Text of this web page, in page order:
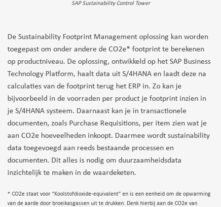
SAP Sustainability Control Tower
De Sustainability Footprint Management oplossing kan worden
toegepast om onder andere de CO2e* footprint te berekenen
op productniveau. De oplossing, ontwikkeld op het SAP Business
Technology Platform, haalt data uit S/4HANA en laadt deze na
calculaties van de footprint terug het ERP in. Zo kan je
bijvoorbeeld in de voorraden per product je footprint inzien in
je S/4HANA systeem. Daarnaast kan je in transactionele
documenten, zoals Purchase Requisitions, per item zien wat je
aan CO2e hoeveelheden inkoopt. Daarmee wordt sustainability
data toegevoegd aan reeds bestaande processen en
documenten. Dit alles is nodig om duurzaamheidsdata
inzichtelijk te maken in de waardeketen.
* CO2e staat voor “Koolstofdioxide-equivalent” en is een eenheid om de opwarming
van de aarde door broeikasgassen uit te drukken. Denk hierbij aan de CO2e van